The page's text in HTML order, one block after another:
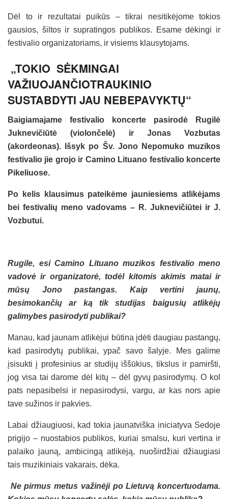
Dėl to ir rezultatai puikūs – tikrai nesitikėjome tokios
gausios, šiltos ir supratingos publikos. Esame dėkingi ir
festivalio organizatoriams, ir visiems klausytojams.
„TOKIO SĖKMINGAI
VAŽIUOJANČIOTRAUKINIO
SUSTABDYTI JAU NEBEPAVYKTŲ“
Baigiamajame festivalio koncerte pasirodė Rugilė
Juknevičiūtė (violončelė) ir Jonas Vozbutas
(akordeonas). Išsyk po Šv. Jono Nepomuko muzikos
festivalio jie grojo ir Camino Lituano festivalio koncerte
Pikeliuose.
Po kelis klausimus pateikėme jauniesiems atlikėjams
bei festivalių meno vadovams – R. Juknevičiūtei ir J.
Vozbutui.
Rugile, esi Camino Lituano muzikos festivalio meno
vadovė ir organizatorė, todėl kitomis akimis matai ir
mūsų Jono pastangas. Kaip vertini jaunų,
besimokančių ar ką tik studijas baigusių atlikėjų
galimybes pasirodyti publikai?
Manau, kad jaunam atlikėjui būtina įdėti daugiau pastangų,
kad pasirodytų publikai, ypač savo šalyje. Mes galime
įsisukti į profesinius ar studijų iššūkius, tikslus ir pamiršti,
jog visa tai darome dėl kitų – dėl gyvų pasirodymų. O kol
pats nepasibelsi ir nepasirodysi, vargu, ar kas nors apie
tave sužinos ir pakvies.
Labai džiaugiuosi, kad tokia jaunatviška iniciatyva Sedoje
prigijo – nuostabios publikos, kuriai smalsu, kuri vertina ir
palaiko jauną, ambicingą atlikėją, nuoširdžiai džiaugiasi
tais muzikiniais vakarais, dėka.
Ne pirmus metus važinėji po Lietuvą koncertuodama.